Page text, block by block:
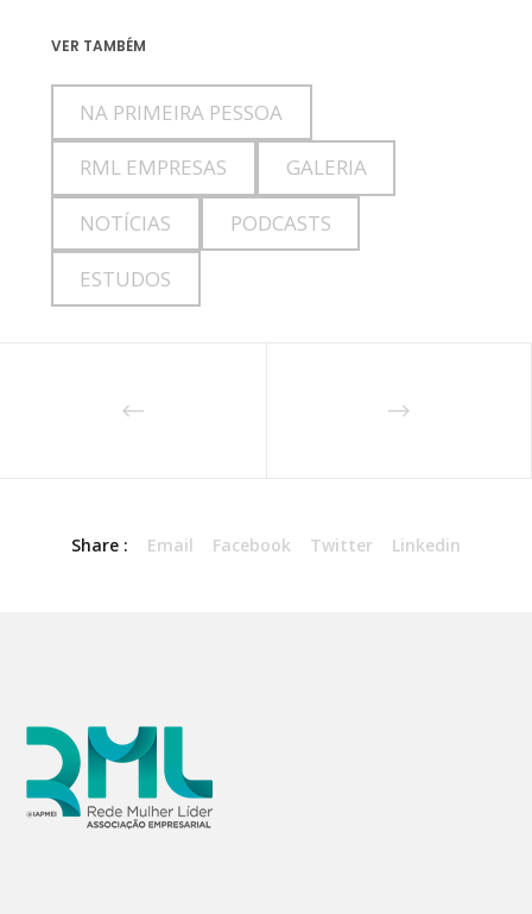
VER TAMBÉM
NA PRIMEIRA PESSOA
RML EMPRESAS GALERIA
NOTÍCIAS PODCASTS
ESTUDOS
Share : Email Facebook Twitter Linkedin